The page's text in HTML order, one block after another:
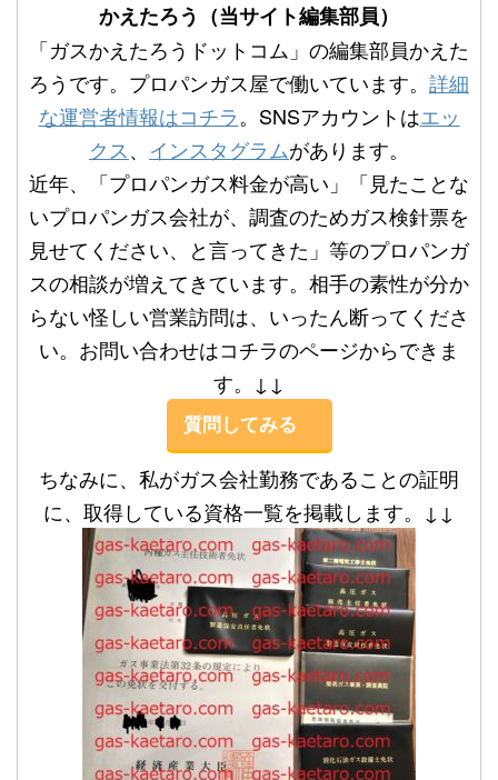
かえたろう（当サイト編集部員）
「ガスかえたろうドットコム」の編集部員かえた
ろうです。プロパンガス屋で働いています。 詳細
な運営者情報はコチラ。SNSアカウントはエッ
クス、 インスタグラムがあります。
近年、「プロパンガス料金が高い」「見たことな
いプロパンガス会社が、調査のためガス検針票を
見せてください、と言ってきた」等のプロパンガ
スの相談が増えてきています。相手の素性が分か
らない怪しい営業訪問は、いったん断ってくださ
い。お問い合わせはコチラのページからできま
す。↓↓
質問してみる
ちなみに、私がガス会社勤務であることの証明
に、取得している資格一覧を掲載します。↓↓